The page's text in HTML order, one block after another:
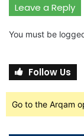
Leave a Reply
You must be
Follow Us
Go to the Arqam